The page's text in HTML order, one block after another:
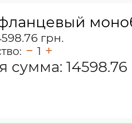
грн.
1
сумма: 14598.76